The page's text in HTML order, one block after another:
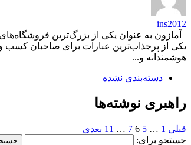
ins2012
آمازون به عنوان یکی از بزرگ‌ترین
یکی از پرجذاب‌ترین عبارات برای صاحبان کسب
هوشمندانه و...
دسته‌بندی نشده
راهبری نوشته‌ها
قبلی 1
…
5
6
7
…
11 بعدی
جستجو برای: